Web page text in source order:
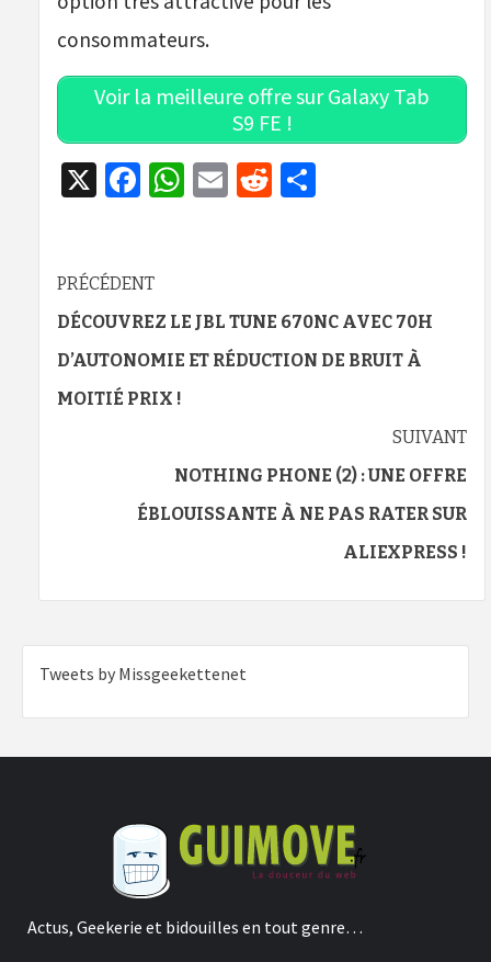
consommateurs.
Voir la meilleure offre sur Galaxy Tab
S9 FE !
X Facebook
WhatsApp
EmailReddit
Navigation
d’article
PRÉCÉDENT
DÉCOUVREZ LE JBL TUNE 670NC AVEC 70H
D’AUTONOMIE ET RÉDUCTION DE BRUIT À
MOITIÉ PRIX !
SUIVANT
NOTHING PHONE (2) : UNE OFFRE
ÉBLOUISSANTE À NE PAS RATER SUR
ALIEXPRESS !
Tweets by Missgeekettenet
Actus, Geekerie et bidouilles en tout genre…